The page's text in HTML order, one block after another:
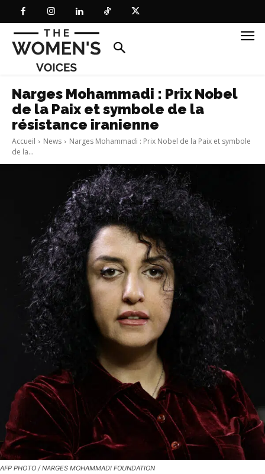
Narges Mohammadi : Prix Nobel
de la Paix et symbole de la
résistance iranienne
Accueil News
Narges Mohammadi : Prix Nobel de la Paix et symbole
de la...
AFP PHOTO / NARGES MOHAMMADI FOUNDATION